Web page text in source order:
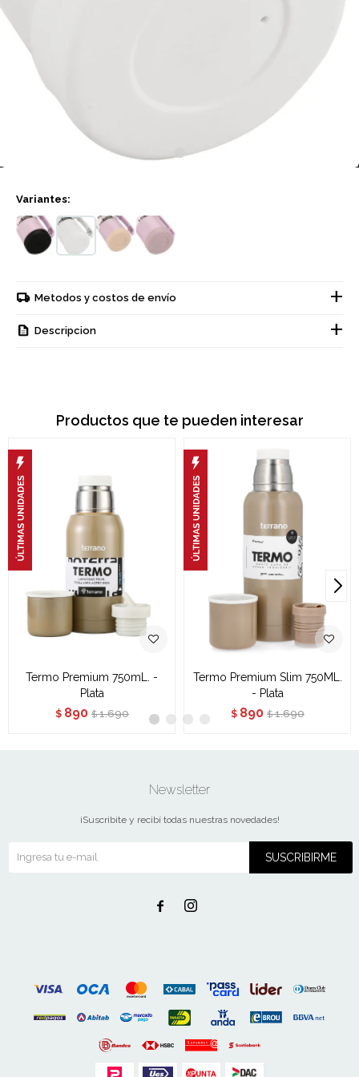
Variantes:
Metodos y costos de envío
Descripcion
Productos que te pueden interesar
Termo Premium 750mL. -
Plata
$ 890 $ 1.690
Termo Premium Slim 750ML.
- Plata
$ 890 $ 1.690
Newsletter
¡Suscribite y recibí todas nuestras novedades!
SUSCRIBIRME
 